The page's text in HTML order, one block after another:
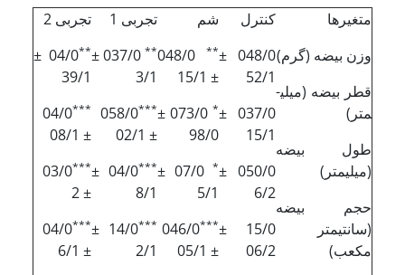
متغیرها
کنترل شم تجربی 1
تجربی 2
وزن بیضه (گرم)
قطر بیضه (میلی­
متر)
طول بیضه
(میلی­متر)
حجم بیضه
(سانتی­متر
مکعب)
048/0 ±
52/1
037/0 ±
15/1
050/0 ±
6/2
15/0 ±
06/2
**
048/0
± 15/1
*
073/0 ±
98/0
*
07/0 ±
5/1
***
046/0
± 05/1
**
037/0 ±
3/1
***
058/0
± 02/1
***
04/0 ±
8/1
***
14/0 ±
2/1
**
04/0 ±
39/1
***
04/0
± 08/1
***
03/0
± 2
***
04/0
± 6/1